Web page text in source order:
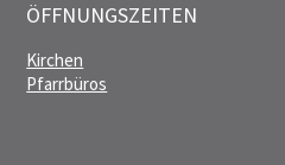
ÖFFNUNGSZEITEN
Kirchen
Pfarrbüros